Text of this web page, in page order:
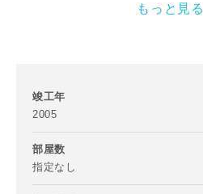
もっと見る
竣工年
2005
部屋数
指定なし